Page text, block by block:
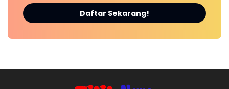
Daftar Sekarang!